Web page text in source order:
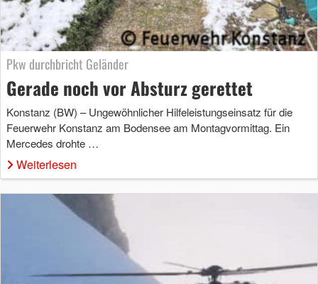
Pkw durchbricht Geländer
Gerade noch vor Absturz gerettet
Konstanz (BW) – Ungewöhnlicher Hilfeleistungseinsatz für die
Feuerwehr Konstanz am Bodensee am Montagvormittag. Ein
Mercedes drohte …
Weiterlesen